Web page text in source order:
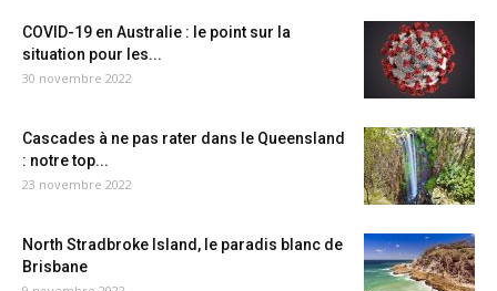
COVID-19 en Australie : le point sur la
situation pour les...
30 novembre 2022
Cascades à ne pas rater dans le Queensland
: notre top...
23 novembre 2022
North Stradbroke Island, le paradis blanc de
Brisbane